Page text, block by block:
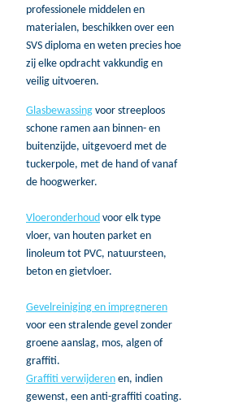
professionele middelen en
materialen, beschikken over een
SVS diploma en weten precies hoe
zij elke opdracht vakkundig en
veilig uitvoeren.
Glasbewassing voor streeploos
schone ramen aan binnen- en
buitenzijde, uitgevoerd met de
tuckerpole, met de hand of vanaf
de hoogwerker.
Vloeronderhoud voor elk type
vloer, van houten parket en
linoleum tot PVC, natuursteen,
beton en gietvloer.
Gevelreiniging en impregneren
voor een stralende gevel zonder
groene aanslag, mos, algen of
graffiti.
Graffiti verwijderen en, indien
gewenst, een anti-graffiti coating.